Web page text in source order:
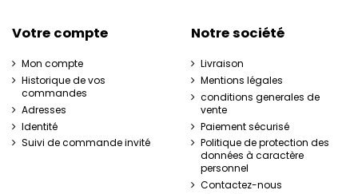
Votre compte
Mon compte
Historique de vos
commandes
Adresses
Identité
Suivi de commande invité
Notre société
Livraison
Mentions légales
conditions generales de
vente
Paiement sécurisé
Politique de protection des
données à caractère
personnel
Contactez-nous